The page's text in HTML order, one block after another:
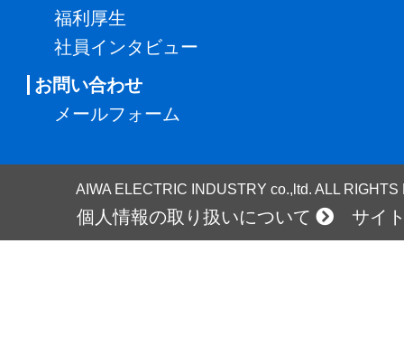
福利厚生
社員インタビュー
お問い合わせ
メールフォーム
AIWA ELECTRIC INDUSTRY co.,ltd. ALL
個人情報の取り扱いについて サイ